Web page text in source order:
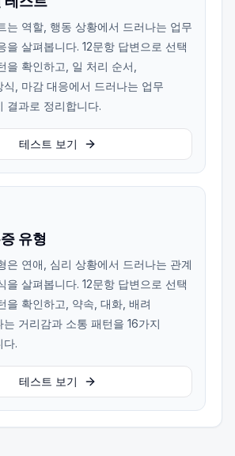
는 역할, 행동 상황에서 드러나는 업무
을 살펴봅니다. 12문항 답변으로 선택
을 확인하고, 일 처리 순서,
식, 마감 대응에서 드러나는 업무
결과로 정리합니다.
테스트 보기
유형
은 연애, 심리 상황에서 드러나는 관계
을 살펴봅니다. 12문항 답변으로 선택
을 확인하고, 약속, 대화, 배려
거리감과 소통 패턴을 16가지
다.
테스트 보기